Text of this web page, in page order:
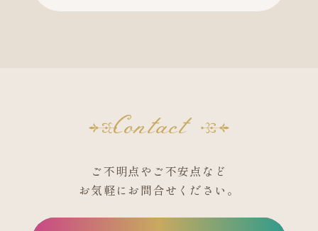
Contact
ご不明点やご不安点など
お気軽にお問合せください。